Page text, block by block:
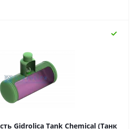
Gidrolica Tank Chemical (Танк